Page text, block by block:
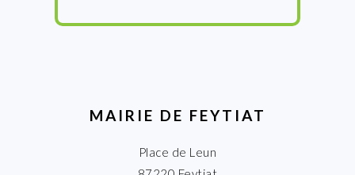
MAIRIE DE FEYTIAT
Place de Leun